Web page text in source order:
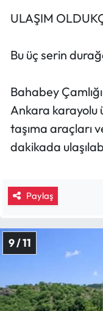
ULAŞIM
Bu üç serin
Bahabey
Ankara karayolu
taşıma araçları
dakikada
Paylaş
9 / 11